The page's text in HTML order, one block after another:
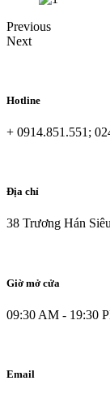
Previous
Next
Hotline
+ 0914.851.551;
Địa chỉ
38 Trương Hán
Giờ mở cửa
09:30 AM - 19:30
Email